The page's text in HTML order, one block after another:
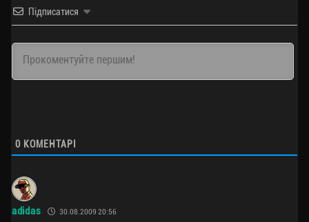
Підписатися
0 КОМЕНТАРІ
adidas 30.08.2009 20:56